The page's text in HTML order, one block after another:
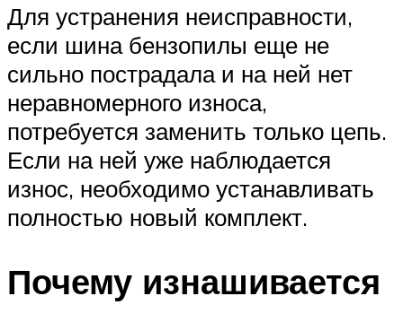
Для устранения неисправности,
если шина бензопилы еще не
сильно пострадала и на ней нет
неравномерного износа,
потребуется заменить только цепь.
Если на ней уже наблюдается
износ, необходимо устанавливать
полностью новый комплект.
Почему изнашивается